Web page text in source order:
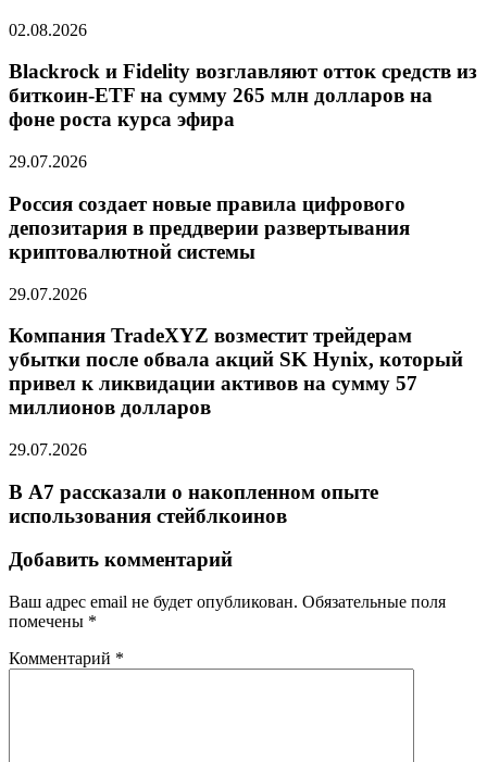
02.08.2026
Blackrock и Fidelity возглавляют отток средств из
биткоин-ETF на сумму 265 млн долларов на
фоне роста курса эфира
29.07.2026
Россия создает новые правила цифрового
депозитария в преддверии развертывания
криптовалютной системы
29.07.2026
Компания TradeXYZ возместит трейдерам
убытки после обвала акций SK Hynix, который
привел к ликвидации активов на сумму 57
миллионов долларов
29.07.2026
В А7 рассказали о накопленном опыте
использования стейблкоинов
Добавить комментарий
Ваш адрес email не будет опубликован. Обязательные поля
помечены *
Комментарий *